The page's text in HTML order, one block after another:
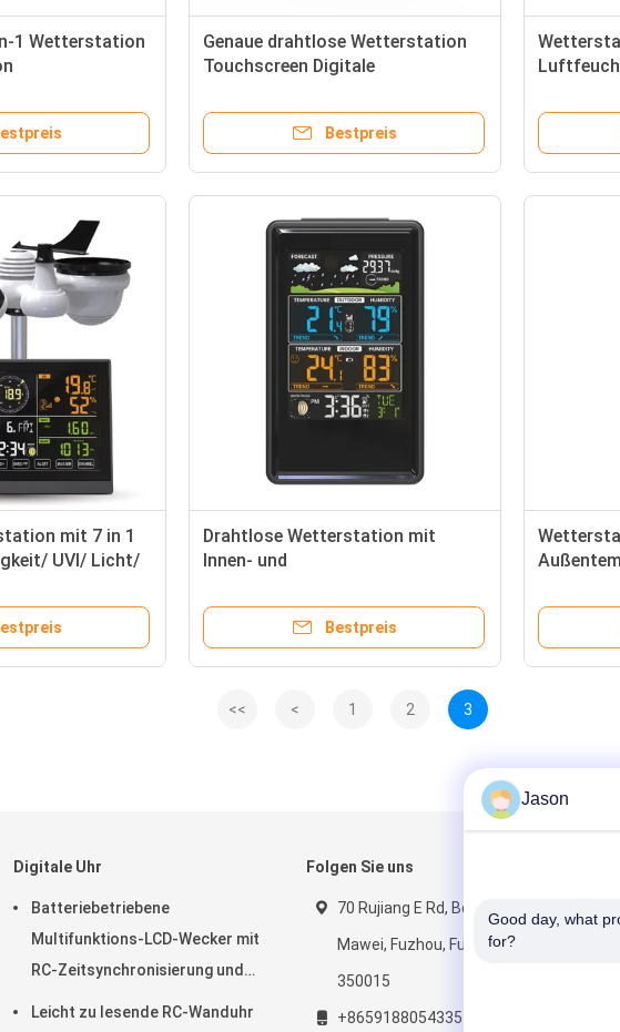
1 Wetterstation
Genaue drahtlose Wetterstation
Touchscreen Digitale
Blattgröße
Bestpreis
mit 7 in 1
UVI/ Licht/
Drahtlose Wetterstation mit
Innen- und
Wettervorhersage
Bestpreis
<< < 1 2 3
Digitale Uhr
Batteriebetriebene
Multifunktions-LCD-Wecker mit
RC-Zeitsynchronisierung und
Leicht zu lesende RC-Wanduhr
Folgen Sie uns
70 Rujiang E Rd, Bezirk
Mawei, Fuzhou, Fujian, China,
350015
+8659188054335
Jason
Good day, what
for?